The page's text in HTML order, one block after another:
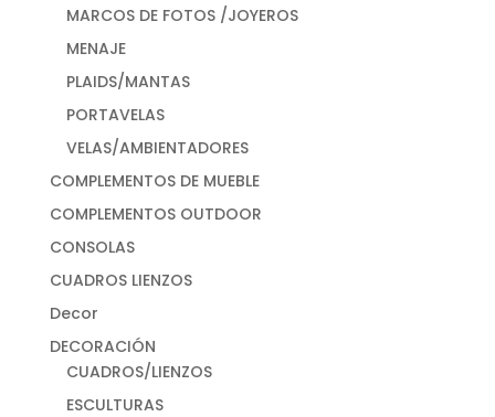
MARCOS DE FOTOS /JOYEROS
MENAJE
PLAIDS/MANTAS
PORTAVELAS
VELAS/AMBIENTADORES
COMPLEMENTOS DE MUEBLE
COMPLEMENTOS OUTDOOR
CONSOLAS
CUADROS LIENZOS
Decor
DECORACIÓN
CUADROS/LIENZOS
ESCULTURAS